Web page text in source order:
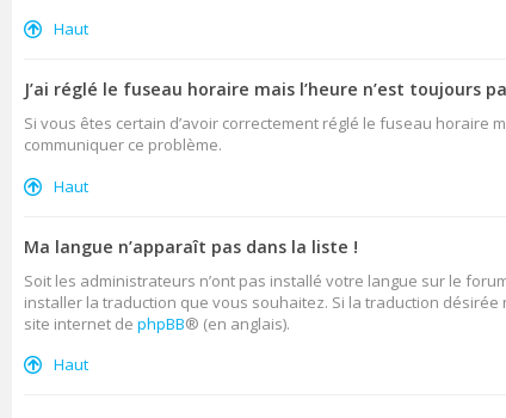
Haut
J’ai réglé le fuseau horaire mais l’heure n’est toujours
Si vous êtes certain d’avoir correctement réglé le fuseau horaire
communiquer ce problème.
Haut
Ma langue n’apparaît pas dans la liste !
Soit les administrateurs n’ont pas installé votre langue sur le
installer la traduction que vous souhaitez. Si la traduction
site internet de phpBB® (en anglais).
Haut